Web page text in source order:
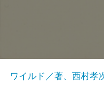
ワイルド／著、西村孝